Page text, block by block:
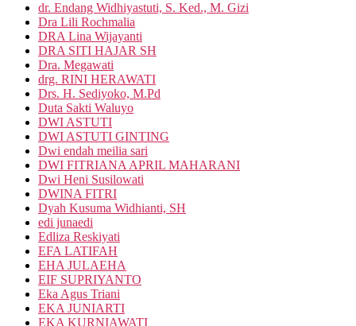
dr. Endang Widhiyastuti, S. Ked., M. Gizi
Dra Lili Rochmalia
DRA Lina Wijayanti
DRA SITI HAJAR SH
Dra. Megawati
drg. RINI HERAWATI
Drs. H. Sediyoko, M.Pd
Duta Sakti Waluyo
DWI ASTUTI
DWI ASTUTI GINTING
Dwi endah meilia sari
DWI FITRIANA APRIL MAHARANI
Dwi Heni Susilowati
DWINA FITRI
Dyah Kusuma Widhianti, SH
edi junaedi
Edliza Reskiyati
EFA LATIFAH
EHA JULAEHA
EIF SUPRIYANTO
Eka Agus Triani
EKA JUNIARTI
EKA KURNIAWATI